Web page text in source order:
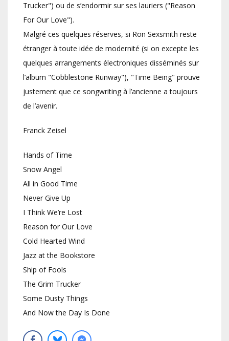
Trucker") ou de s’endormir sur ses lauriers ("Reason
For Our Love").
Malgré ces quelques réserves, si Ron Sexsmith reste
étranger à toute idée de modernité (si on excepte les
quelques arrangements électroniques disséminés sur
l’album "Cobblestone Runway"), "Time Being" prouve
justement que ce songwriting à l’ancienne a toujours
de l’avenir.
Franck Zeisel
Hands of Time
Snow Angel
All in Good Time
Never Give Up
I Think We’re Lost
Reason for Our Love
Cold Hearted Wind
Jazz at the Bookstore
Ship of Fools
The Grim Trucker
Some Dusty Things
And Now the Day Is Done